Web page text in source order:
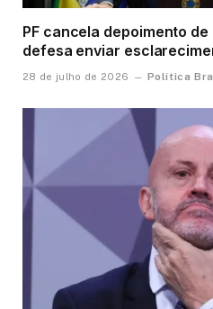
PF cancela depoimento
defesa enviar
28 de julho de 2026 Política